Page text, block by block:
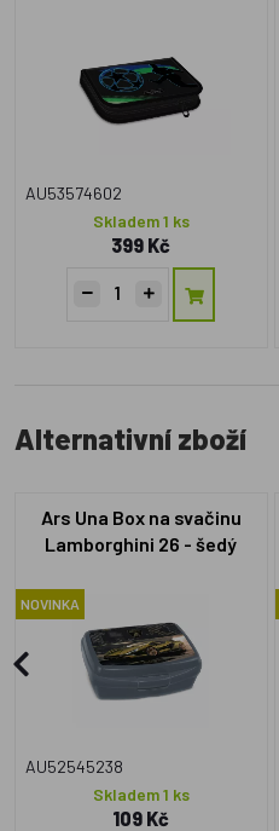
AU53574602
Skladem 1 ks
399 Kč
Alternativní zboží
Ars Una Box na svačinu
Lamborghini 26 - šedý
NOVINKA
AU52545238
Skladem 1 ks
109 Kč